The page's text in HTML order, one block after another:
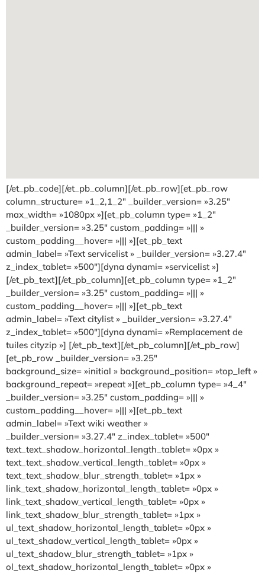
[/et_pb_code][/et_pb_column][/et_pb_row][et_pb_row
column_structure= »1_2,1_2″ _builder_version= »3.25″
max_width= »1080px »][et_pb_column type= »1_2″
_builder_version= »3.25″ custom_padding= »||| »
custom_padding__hover= »||| »][et_pb_text
admin_label= »Text servicelist » _builder_version= »3.27.4″
z_index_tablet= »500″][dyna dynami= »servicelist »]
[/et_pb_text][/et_pb_column][et_pb_column type= »1_2″
_builder_version= »3.25″ custom_padding= »||| »
custom_padding__hover= »||| »][et_pb_text
admin_label= »Text citylist » _builder_version= »3.27.4″
z_index_tablet= »500″][dyna dynami= »Remplacement de
tuiles cityzip »] [/et_pb_text][/et_pb_column][/et_pb_row]
[et_pb_row _builder_version= »3.25″
background_size= »initial » background_position= »top_left »
background_repeat= »repeat »][et_pb_column type= »4_4″
_builder_version= »3.25″ custom_padding= »||| »
custom_padding__hover= »||| »][et_pb_text
admin_label= »Text wiki weather »
_builder_version= »3.27.4″ z_index_tablet= »500″
text_text_shadow_horizontal_length_tablet= »0px »
text_text_shadow_vertical_length_tablet= »0px »
text_text_shadow_blur_strength_tablet= »1px »
link_text_shadow_horizontal_length_tablet= »0px »
link_text_shadow_vertical_length_tablet= »0px »
link_text_shadow_blur_strength_tablet= »1px »
ul_text_shadow_horizontal_length_tablet= »0px »
ul_text_shadow_vertical_length_tablet= »0px »
ul_text_shadow_blur_strength_tablet= »1px »
ol_text_shadow_horizontal_length_tablet= »0px »